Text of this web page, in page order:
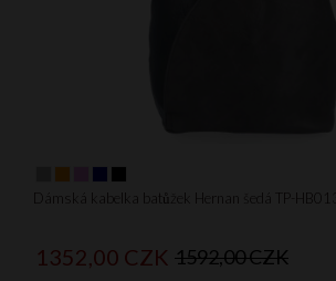
Dámská kabelka batůžek Hernan šedá TP-
1352,00 CZK 1592,00 CZK